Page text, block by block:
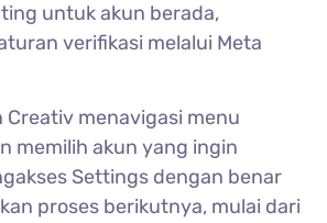
untuk akun berada,
verifikasi melalui Meta
Creativ menavigasi menu
memilih akun yang ingin
Settings dengan benar
proses berikutnya, mulai dari